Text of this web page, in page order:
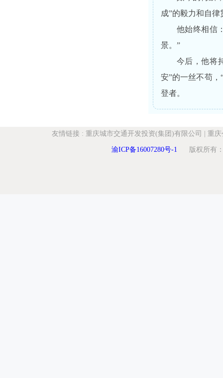
成”的毅力和自
他始终相信
景。”
今后，他将
安”的一丝不苟
登者。
友情链接 : 重庆城市交通开发投资(集团)有限公司 重庆
渝ICP备16007280号-1 版权所有：